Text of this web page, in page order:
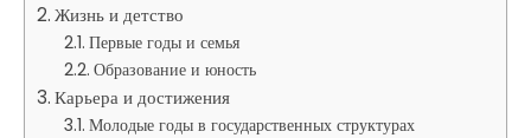
Жизнь и детство
Первые годы и семья
Образование и юность
Карьера и достижения
Молодые годы в государственных структурах